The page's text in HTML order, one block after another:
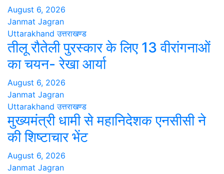
August 6, 2026
Janmat Jagran
Uttarakhand उत्तराखण्ड
तीलू रौतेली पुरस्कार के लिए 13 वीरांगनाओं
का चयन- रेखा आर्या
August 6, 2026
Janmat Jagran
Uttarakhand उत्तराखण्ड
मुख्यमंत्री धामी से महानिदेशक एनसीसी ने
की शिष्टाचार भेंट
August 6, 2026
Janmat Jagran